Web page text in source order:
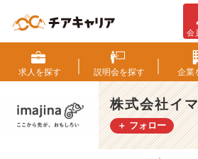
定
者
記
事】
1
9
会
求人を探す 説明会を探す 企業
株式会社イ
＋ フォロー